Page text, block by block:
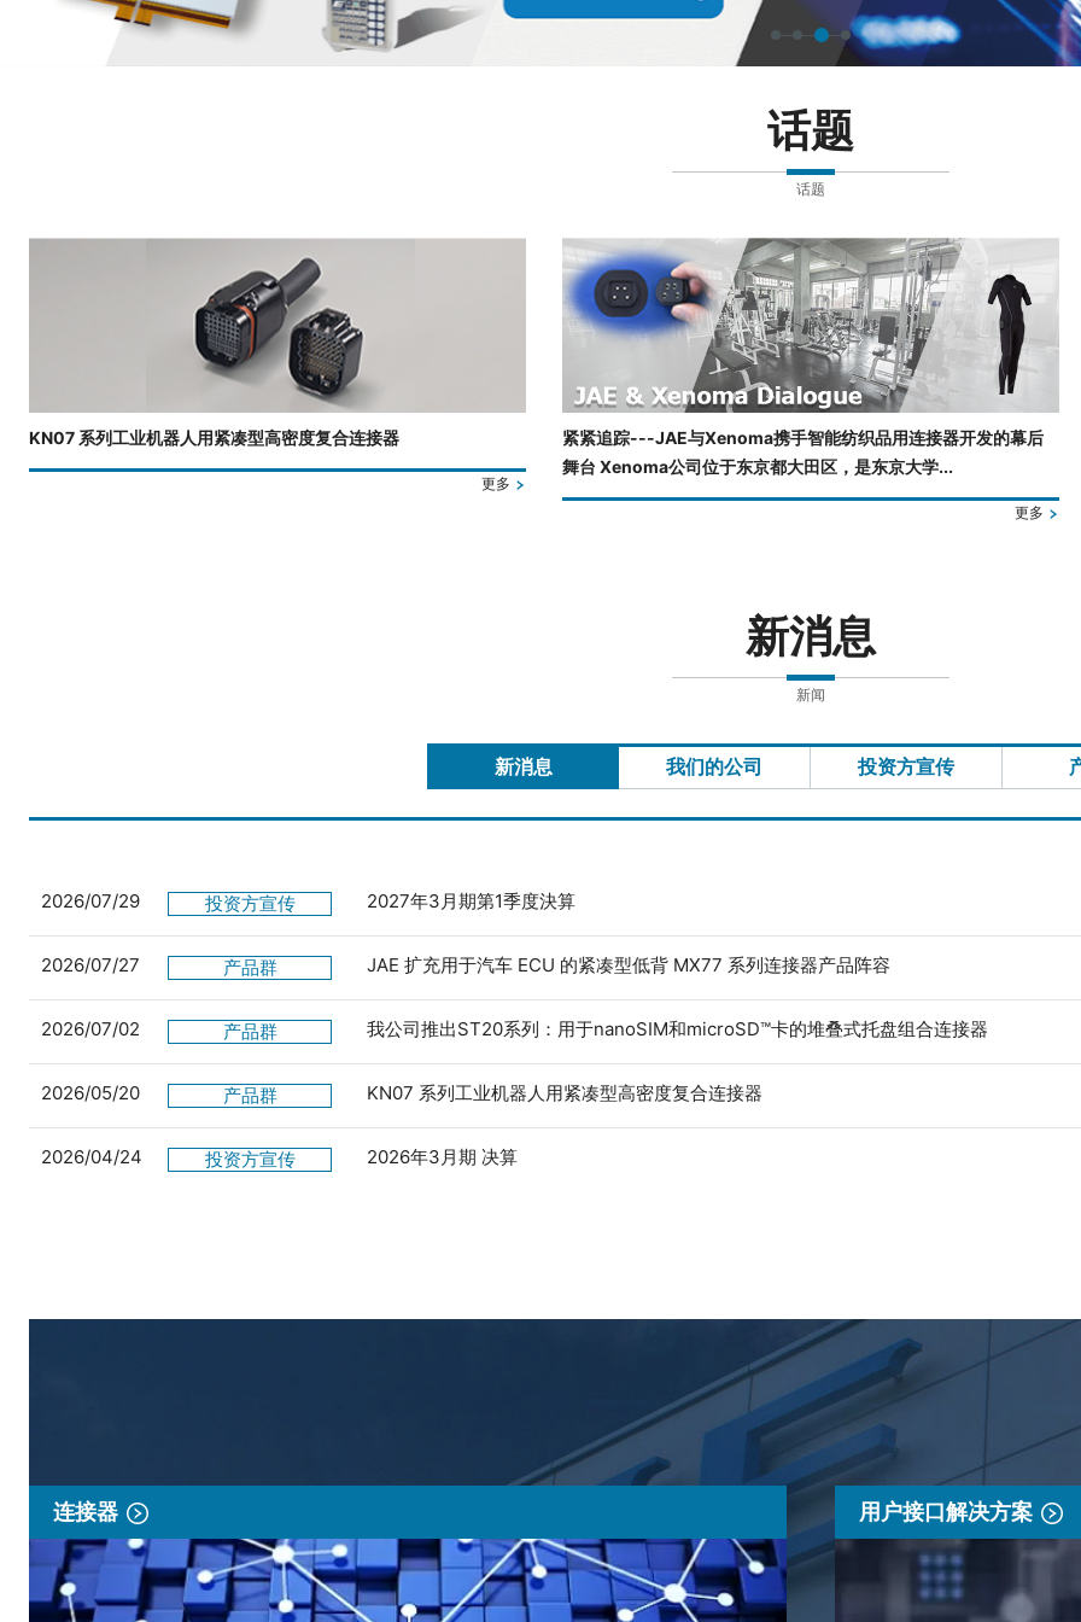
话题
话题
KN07 系列工业机器人用紧凑型高密度复合连接器
更多
紧紧追踪---JAE与Xenoma携手智能纺织品用连接器开发的幕后
舞台 Xenoma公司位于东京都大田区，是东京大学...
更多
新消息
新闻
新消息 我们的公司 投资方宣传
2026/07/29 投资方宣传 2027年3月期第1季度決算
2026/07/27 产品群 JAE 扩充用于汽车 ECU 的紧凑型低背 MX77 系列连接器产品阵容
2026/07/02 产品群 我公司推出ST20系列：用于nanoSIM和microSD™卡的堆叠式托盘组合连接器
2026/05/20 产品群 KN07 系列工业机器人用紧凑型高密度复合连接器
2026/04/24 投资方宣传 2026年3月期 决算
连接器 用户接口解决方案